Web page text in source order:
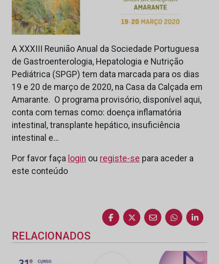
A XXXIII Reunião Anual da Sociedade Portuguesa
de Gastroenterologia, Hepatologia e Nutrição
Pediátrica (SPGP) tem data marcada para os dias
19 e 20 de março de 2020, na Casa da Calçada em
Amarante. O programa provisório, disponível aqui,
conta com temas como: doença inflamatória
intestinal, transplante hepático, insuficiência
intestinal e…
Por favor faça login ou registe-se para aceder a
este conteúdo
RELACIONADOS